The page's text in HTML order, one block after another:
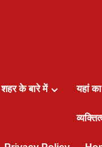
शहर के बारे में यहां